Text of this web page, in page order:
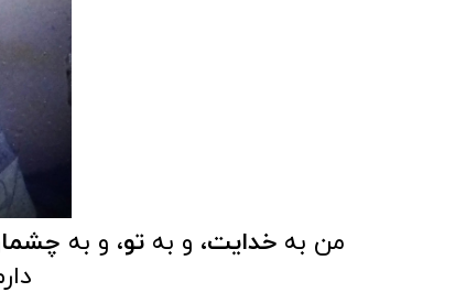
من بهخدایت، و بهتو، و به